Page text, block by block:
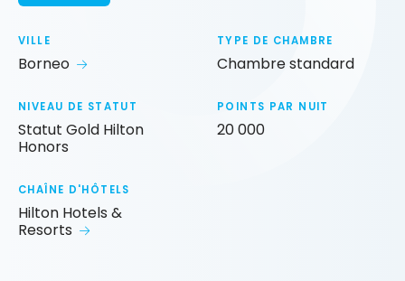
VILLE
Borneo
TYPE DE CHAMBRE
Chambre standard
NIVEAU DE STATUT
Statut Gold Hilton
Honors
POINTS PAR NUIT
20 000
CHAÎNE D'HÔTELS
Hilton Hotels &
Resorts